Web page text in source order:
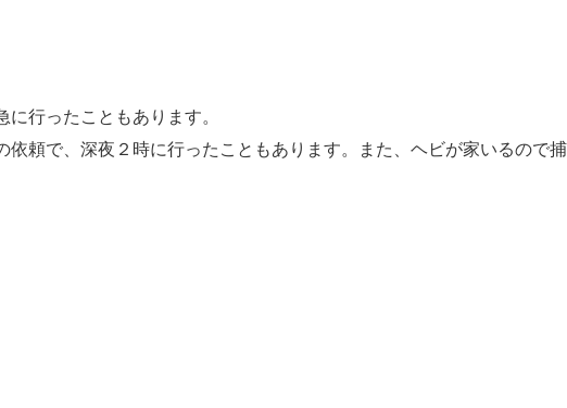
行ったこともあります。
頼で、深夜２時に行ったこともあります。また、ヘビが家いるので捕